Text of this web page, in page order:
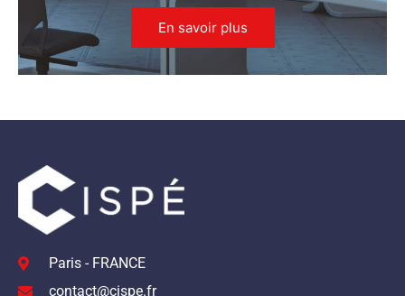
En savoir plus
Paris - FRANCE
contact@cispe.fr